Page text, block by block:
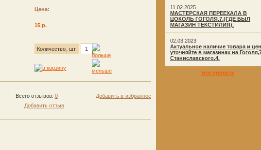
Цена:
15 р.
Количество, шт.
Всего отзывов: 0
Добавить отзыв
Добавить в избранное
11.02.2025
МАСТЕРСКАЯ ПЕРЕЕХАЛА В
ЦОКОЛЬ ГОГОЛЯ,7.(ГДЕ БЫЛ
МАГАЗИН ТЕКСТИЛИЯ).
02.03.2023
Актуальное наличие товара и
уточняйте в магазинах на
Станиславского,4.
все новости